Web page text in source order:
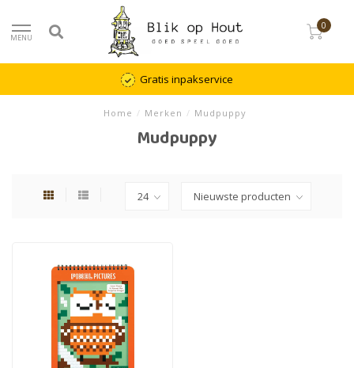
MENU
0
Gratis inpakservice
Home / Merken / Mudpuppy
Mudpuppy